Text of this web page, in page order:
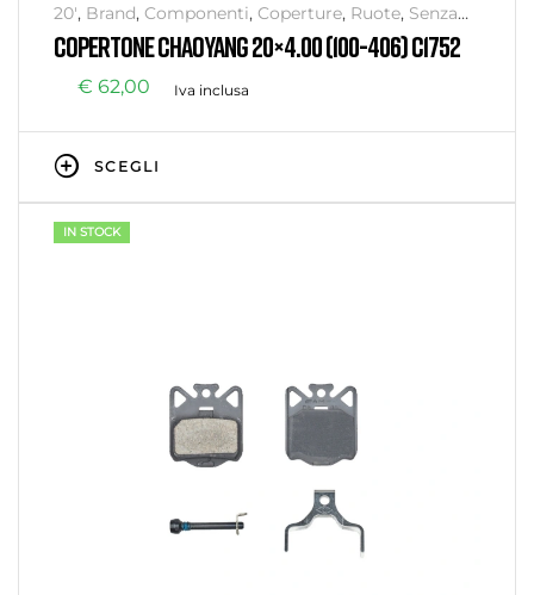
20', Brand, Componenti, Coperture, Ruote, Senza
categoria
COPERTONE CHAOYANG 20×4.00 (100-406) C1752
€ 62,00 Iva inclusa
SCEGLI
IN STOCK